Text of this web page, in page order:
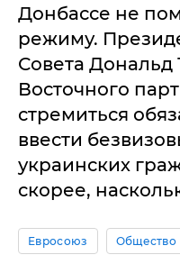
Донбассе не
режиму.
Совета Дональд
Восточного
стремиться
ввести
украинских
скорее,
Евросоюз Общество